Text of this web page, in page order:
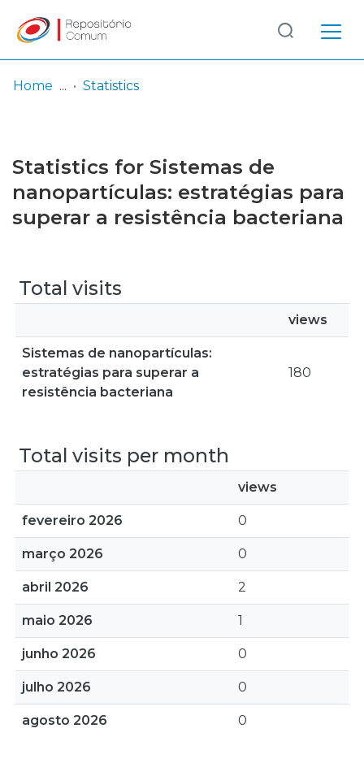
Browse repository
Entities
Log
In
(current)
Home Statistics
Statistics for Sistemas de
nanopartículas: estratégias para
superar a resistência bacteriana
Total visits
views
Sistemas de nanopartículas:
estratégias para superar a
resistência bacteriana
180
Total visits per month
views
fevereiro 2026 0
março 2026 0
abril 2026 2
maio 2026 1
junho 2026 0
julho 2026 0
agosto 2026 0